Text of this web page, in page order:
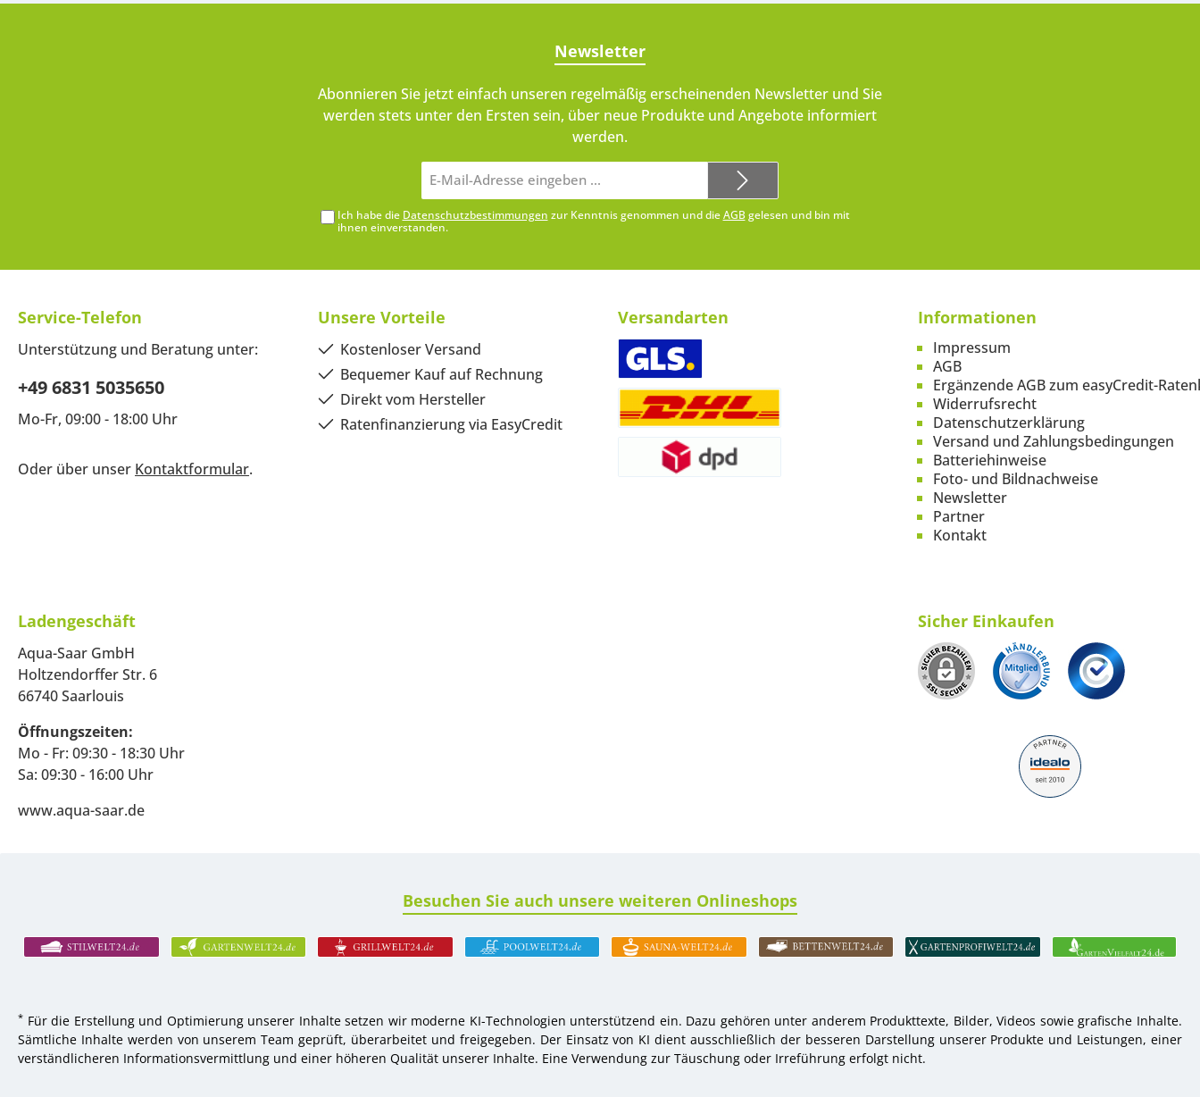
Newsletter
Abonnieren Sie jetzt einfach unseren regelmäßig erscheinenden Newsletter und Sie
werden stets unter den Ersten sein, über neue Produkte und Angebote informiert
werden.
Mail-
Adresse*
Ich habe die Datenschutzbestimmungen zur Kenntnis genommen und dieAGBgelesen und bin mit
ihnen einverstanden.
Service-Telefon
Unterstützung und Beratung unter:
+49 6831 5035650
Mo-Fr, 09:00 - 18:00 Uhr
Oder über unser Kontaktformular.
Unsere Vorteile
Kostenloser Versand
Bequemer Kauf auf Rechnung
Direkt vom Hersteller
Ratenfinanzierung via EasyCredit
Versandarten Informationen
Impressum
AGB
Ergänzende AGB zum easyCredit-
Widerrufsrecht
Datenschutzerklärung
Versand und Zahlungsbedingungen
Batteriehinweise
Foto- und Bildnachweise
Newsletter
Partner
Kontakt
Ladengeschäft
Aqua-Saar GmbH
Holtzendorffer Str. 6
66740 Saarlouis
Öffnungszeiten:
Mo - Fr: 09:30 - 18:30 Uhr
Sa: 09:30 - 16:00 Uhr
www.aqua-saar.de
Sicher Einkaufen
Besuchen Sie auch unsere weiteren Onlineshops
* Für die Erstellung und Optimierung unserer Inhalte setzen wir moderne KI-Technologien unterstützend ein. Dazu gehören unter anderem Produkttexte, Bilder, Videos sowie grafische Inhalte.
Sämtliche Inhalte werden von unserem Team geprüft, überarbeitet und freigegeben. Der Einsatz von KI dient ausschließlich der besseren Darstellung unserer Produkte und Leistungen, einer
verständlicheren Informationsvermittlung und einer höheren Qualität unserer Inhalte. Eine Verwendung zur Täuschung oder Irreführung erfolgt nicht.